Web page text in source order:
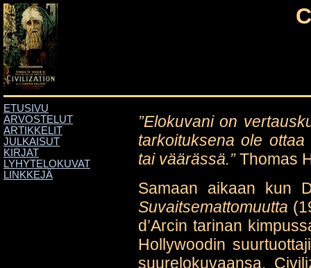
ETUSIVU
ARVOSTELUT
ARTIKKELIT
JULKAISUT
KIRJAT
LYHYTELOKUVAT
LINKKEJÄ
”Elokuvani on
tarkoituksena ole
tai väärässä.”Thomas
Samaan aikaan kun
Suvaitsemattomuutta
d’Arcin tarinan
Hollywoodin
suurelokuvaansa,